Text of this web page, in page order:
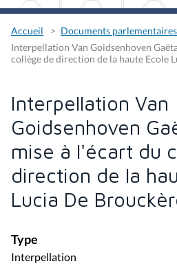
Accueil
Documents parlementaires
Interpellation Van Goidsenhoven
collège de direction de la haute Ecole
Interpellation Van
Goidsenhoven
mise à l'écart du
direction de la
Lucia De
Type
Interpellation